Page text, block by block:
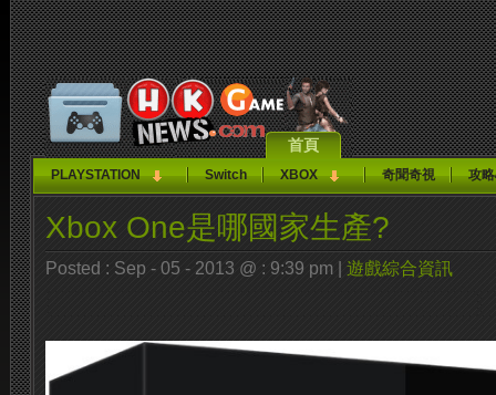
首頁
PLAYSTATION Switch XBOX 奇聞奇視 攻
Xbox One是哪國家生產?
Posted : Sep - 05 - 2013 @ : 9:39 pm | 遊戲綜合資訊